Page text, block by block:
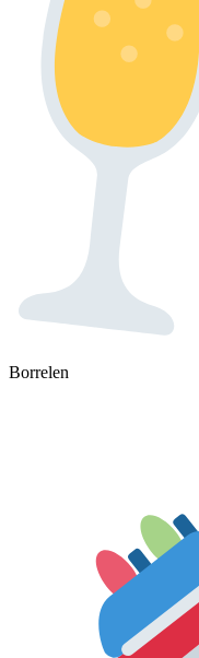
Borrelen